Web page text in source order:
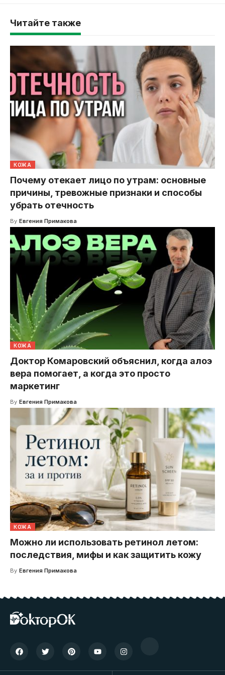
Читайте также
КОЖА
Почему отекает лицо по утрам: основные
причины, тревожные признаки и способы
убрать отечность
By Евгения Примакова
КОЖА
Доктор Комаровский объяснил, когда алоэ
вера помогает, а когда это просто
маркетинг
By Евгения Примакова
КОЖА
Можно ли использовать ретинол летом:
последствия, мифы и как защитить кожу
By Евгения Примакова